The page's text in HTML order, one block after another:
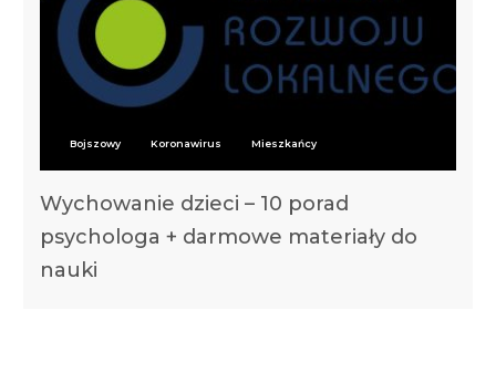
Bojszowy Koronawirus Mieszkańcy
Wychowanie dzieci – 10 porad
psychologa + darmowe materiały do
nauki